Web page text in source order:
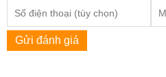
Gửi đánh giá